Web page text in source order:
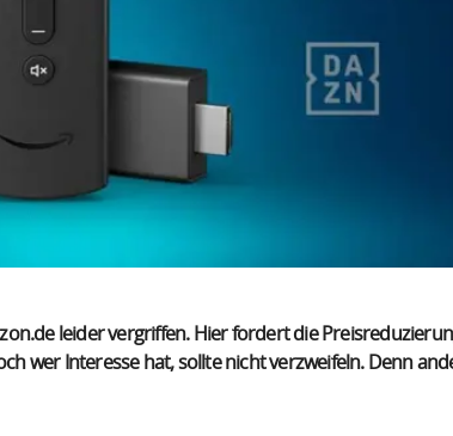
leider vergriffen. Hier fordert die
wer Interesse hat, sollte nicht verzweifeln. Denn